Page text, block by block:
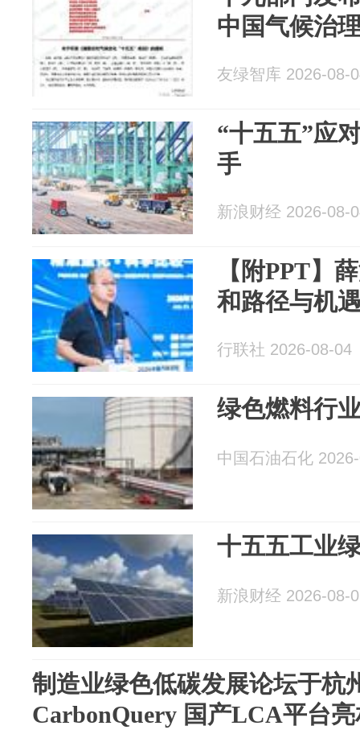
中国气候治
友绿智库 2026-08-
“十五五”应
手
新浪财经 2026-08-
【附PPT】
和路径与机
行联社 2026-08-04
绿色燃料行
中国石油石化
十五五工业
新浪财经 2026-08-
制造业绿色低碳发展论坛于杭
CarbonQuery 国产LCA平台